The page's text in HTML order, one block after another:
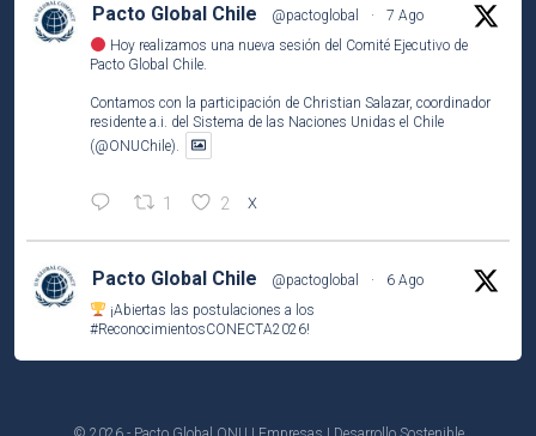
Pacto Global Chile @pactoglobal ·
7 Ago
Hoy realizamos una nueva sesión del Comité Ejecutivo de
Pacto Global Chile.
Contamos con la participación de Christian Salazar, coordinador
residente a.i. del Sistema de las Naciones Unidas el Chile
(@ONUChile).
1 2 X
Pacto Global Chile @pactoglobal ·
6 Ago
¡Abiertas las postulaciones a los
#ReconocimientosCONECTA2026!